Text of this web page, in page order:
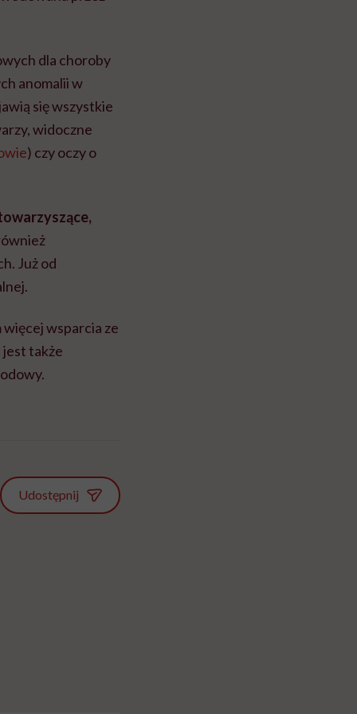
dla choroby
anomalii w
się wszystkie
widoczne
) czy oczy o
Już od
więcej wsparcia ze
także
Udostępnij